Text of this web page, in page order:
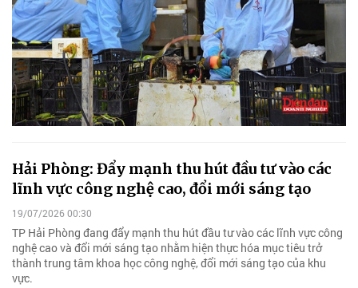
Hải Phòng: Đẩy mạnh thu hút đầu tư vào các
lĩnh vực công nghệ cao, đổi mới sáng tạo
19/07/2026 00:30
TP Hải Phòng đang đẩy mạnh thu hút đầu tư vào các lĩnh vực công
nghệ cao và đổi mới sáng tạo nhằm hiện thực hóa mục tiêu trở
thành trung tâm khoa học công nghệ, đổi mới sáng tạo của khu
vực.